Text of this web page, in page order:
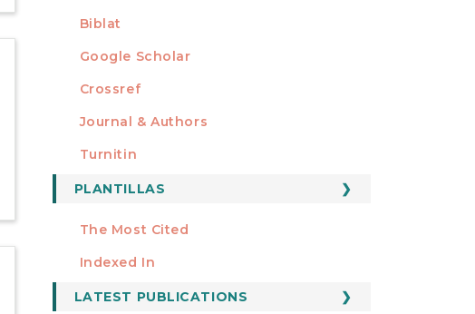
Biblat
Google Scholar
MIEMBRO DE
Crossref
Journal & Authors
Turnitin
FORMATOS
PLANTILLAS
Manuscript Template
ESTADÍSTICOS
The Most Cited
Indexed In
LATEST PUBLICATIONS